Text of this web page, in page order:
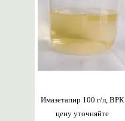
цену уточняйте
Имазетапир 100 г/л, ВРК